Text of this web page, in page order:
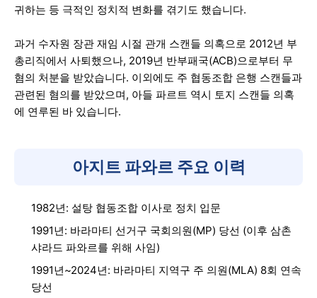
귀하는 등 극적인 정치적 변화를 겪기도 했습니다.
과거 수자원 장관 재임 시절 관개 스캔들 의혹으로 2012년 부
총리직에서 사퇴했으나, 2019년 반부패국(ACB)으로부터 무
혐의 처분을 받았습니다. 이외에도 주 협동조합 은행 스캔들과
관련된 혐의를 받았으며, 아들 파르트 역시 토지 스캔들 의혹
에 연루된 바 있습니다.
아지트 파와르 주요 이력
1982년: 설탕 협동조합 이사로 정치 입문
1991년: 바라마티 선거구 국회의원(MP) 당선 (이후 삼촌
샤라드 파와르를 위해 사임)
1991년~2024년: 바라마티 지역구 주 의원(MLA) 8회 연속
당선